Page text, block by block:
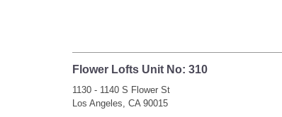
Flower Lofts Unit No: 310
1130 - 1140 S Flower St
Los Angeles, CA 90015